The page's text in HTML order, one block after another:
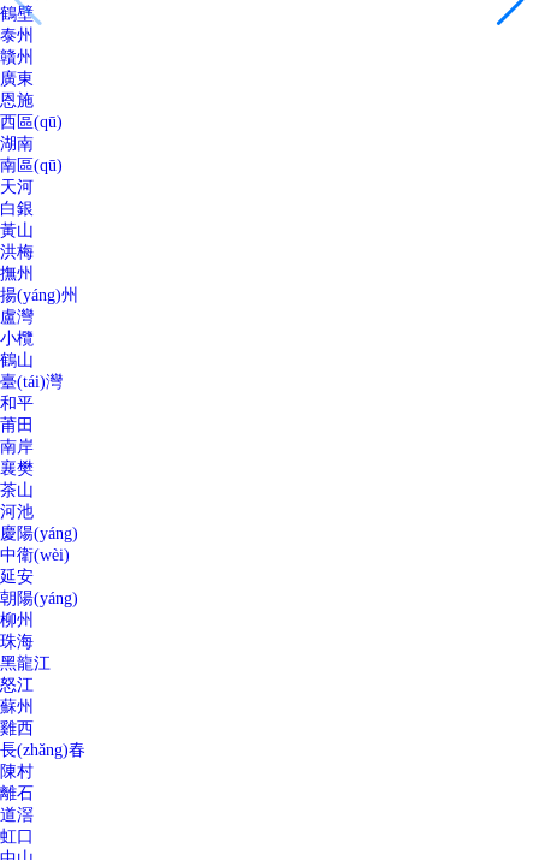
鶴壁
泰州
贛州
廣東
恩施
西區(qū)
湖南
南區(qū)
天河
白銀
黃山
洪梅
撫州
揚(yáng)州
盧灣
小欖
鶴山
臺(tái)灣
和平
莆田
南岸
襄樊
茶山
河池
慶陽(yáng)
中衛(wèi)
延安
朝陽(yáng)
柳州
珠海
黑龍江
怒江
蘇州
雞西
長(zhǎng)春
陳村
離石
道滘
虹口